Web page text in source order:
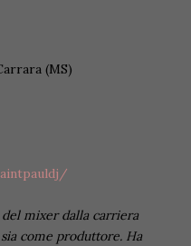
(MS)
del mixer dalla carriera
come produttore. Ha